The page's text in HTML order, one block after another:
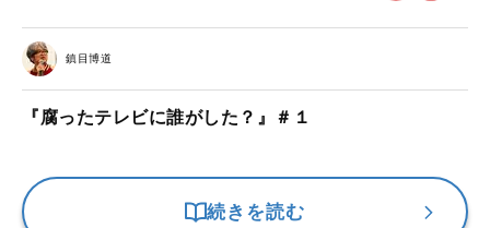
鎮目博道
『腐ったテレビに誰がした？』＃１
続きを読む